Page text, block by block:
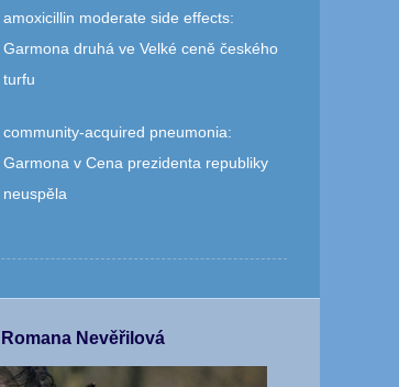
amoxicillin moderate side effects:
Garmona druhá ve Velké ceně českého
turfu
community‑acquired pneumonia:
Garmona v Cena prezidenta republiky
neuspěla
Nevěřilová